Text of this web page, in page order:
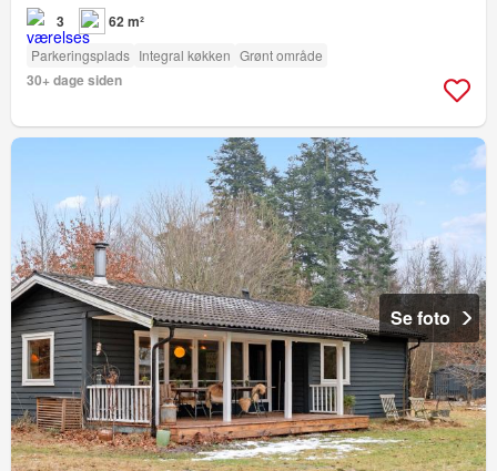
3 62 m²
Parkeringsplads Integral køkken Grønt område
30+ dage siden
Se foto